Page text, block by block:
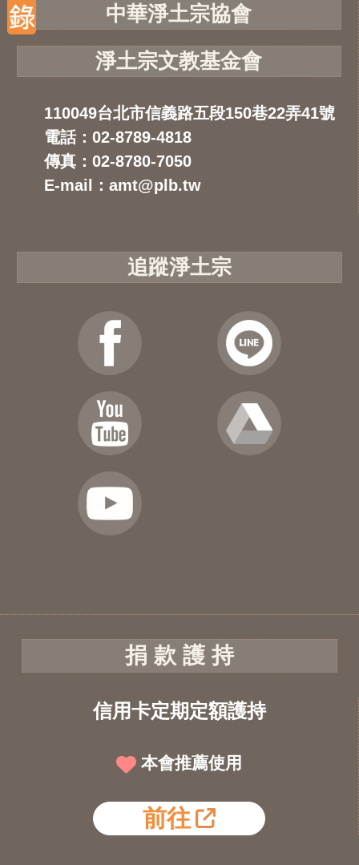
中華淨土宗協會
淨土宗文教基金會
110049台北市信義路五段150巷22弄41號
電話：02-8789-4818
傳真：02-8780-7050
E-mail：amt@plb.tw
追蹤淨土宗
捐 款 護 持
信用卡定期定額護持
本會推薦使用
前往